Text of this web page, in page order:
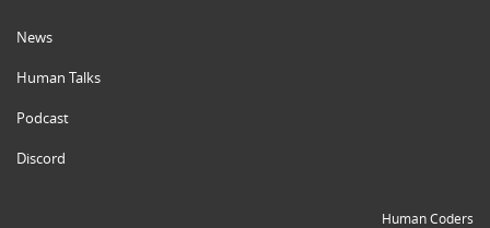
News
Human Talks
Podcast
Discord
Human Coders